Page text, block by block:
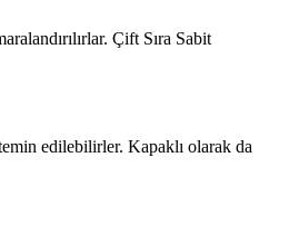
Çift Sıra Sabit
edilebilirler. Kapaklı olarak da